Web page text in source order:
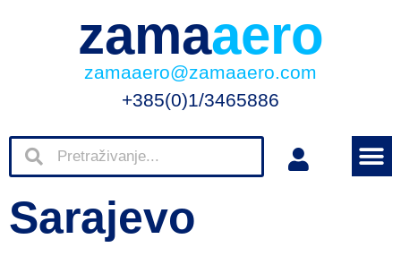
zamaaero
zamaaero@zamaaero.com
+385(0)1/3465886
Sarajevo